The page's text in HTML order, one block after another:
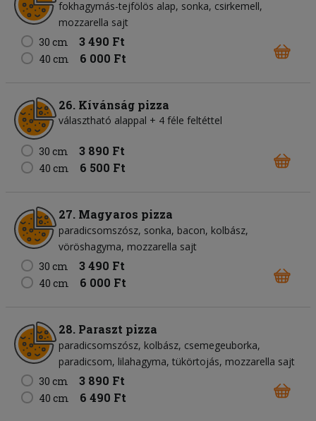
fokhagymás-tejfölös alap sonka csirkemell
mozzarella sajt
30 cm
3 490 Ft
40 cm 6 000 Ft
26. Kívánság pizza
választható alappal + 4 féle feltéttel
30 cm 3 890 Ft
40 cm 6 500 Ft
27. Magyaros pizza
paradicsomszósz sonka bacon kolbász
vöröshagyma mozzarella sajt
30 cm
3 490 Ft
40 cm 6 000 Ft
28. Paraszt pizza
paradicsomszósz kolbász csemegeuborka
paradicsom lilahagyma tükörtojás mozzarella sajt
30 cm
3 890 Ft
40 cm 6 490 Ft